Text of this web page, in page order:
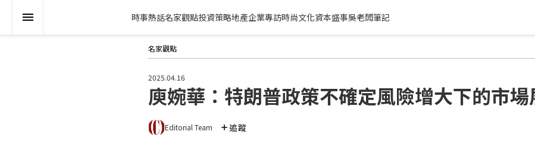
時事熱話名家觀點投資策略地產企業專訪時尚文化資本盛事吳老闆筆記
名家觀點
2025.04.16
庾婉華：特朗普政策不確定風險增大下的市場
Editorial Team 追蹤